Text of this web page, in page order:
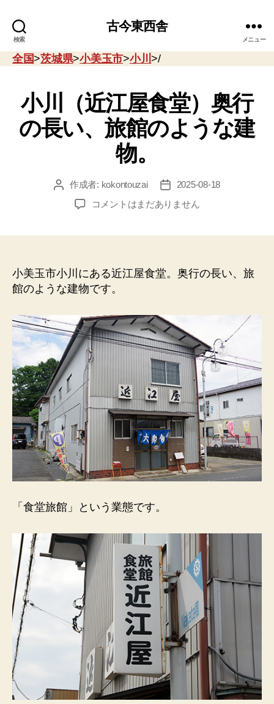
検索
古今東西舎
メニュー
全国>茨城県>小美玉市>小川>/
小川（近江屋食堂）奥行
の長い、旅館のような建
物。
投 作成者: kokontouzai
投
稿
日
2025-08-18
小
食
堂）
の
長
い、
旅
よ
へ
コメントはまだありません
小美玉市小川にある近江屋食堂。奥行の長い、旅
館のような建物です。
「食堂旅館」という業態です。